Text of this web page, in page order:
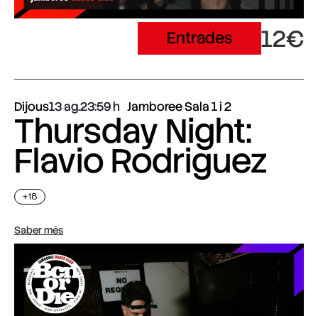
Entrades 12€
Dijous13 ag.23:59 Jamboree Sala 1 i 2
Thursday Night:
Flavio Rodriguez
+18
Saber més